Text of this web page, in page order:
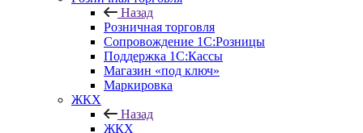
Назад
Розничная торговля
Сопровождение 1С:Розницы
Поддержка 1С:Кассы
Магазин «под ключ»
Маркировка
ЖКХ
Назад
ЖКХ